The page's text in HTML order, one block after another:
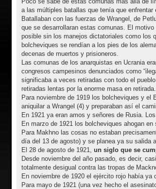
a las múltiples batallas que tenía que
Batallaban con las fuerzas de Wrangel, de
que se desarrollaran estas comunas. El
posible sin los manejos dictatoriales como los
bolcheviques se rendían a los pies de los
decenas de muertos y prisioneros.
Las comunas de los anarquistas en Ucrania
congresos campesinos denunciados como
significaba a veces retiradas con todo el
retiradas lentas por la enorme masa en retirada.
Para noviembre de 1919 los bolcheviques y el
aniquilar a Wrangel (4) y preparaban así el
En 1921 ya eran amos y señores de Rusia.
En marzo de 1921 los bolcheviques ahogan
Para Makhno las cosas no estaban
día del 13 de agosto) y se planea ya su salida
El 28 de agosto de 1921, un siglo que se
Desde noviembre del año pasado, es decir,
totalmente desigual contra las tropas de
En noviembre de 1920 el ejército rojo había ya
Para mayo de 1921 (una vez hecho el